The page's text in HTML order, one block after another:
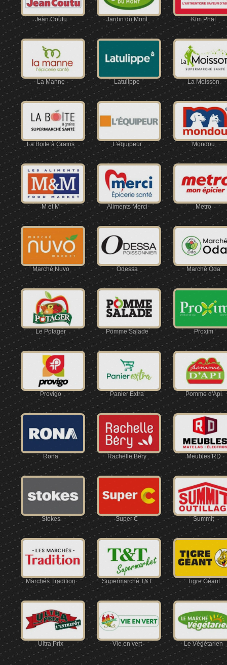
Jean Coutu Jardin du Mont Kim Phat
La Manne Latulippe La Moisson
La Boite à Grains L'équipeur Mondou
M et M Aliments Merci Metro
Marché Nuvo Odessa Marché Oda
Le Potager Pomme Salade Proxim
Provigo Panier Extra Pomme d'Api
Rona Rachelle Béry Meubles RD
Stokes Super C Summit
Marchés Tradition Supermarché T&T Tigre Géant
Ultra Prix Vie en vert Le Végétarien